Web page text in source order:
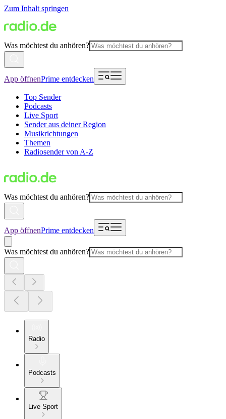
Zum Inhalt springen
Was möchtest du anhören?
App öffnenPrime entdecken
Top Sender
Podcasts
Live Sport
Sender aus deiner Region
Musikrichtungen
Themen
Radiosender von A-Z
Was möchtest du anhören?
App öffnenPrime entdecken
Was möchtest du anhören?
Radio
Podcasts
Live Sport